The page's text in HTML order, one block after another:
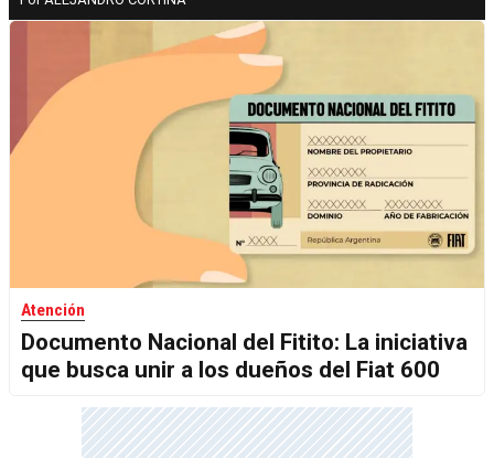
Atención
Documento Nacional del Fitito: La iniciativa
que busca unir a los dueños del Fiat 600